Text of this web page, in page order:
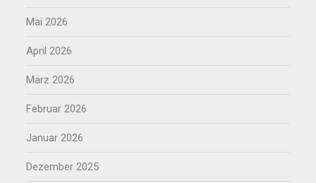
Mai 2026
April 2026
März 2026
Februar 2026
Januar 2026
Dezember 2025